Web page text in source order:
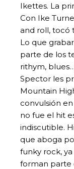
Ikettes. La
Con Ike
and roll, tocó
Lo que
parte de los
rithym,
Spector les
Mountain
convulsión
no fue el hit
indiscutible.
que aboga
funky rock,
forman parte